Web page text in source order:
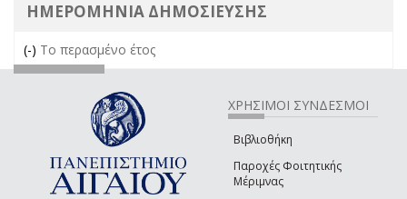
ΗΜΕΡΟΜΗΝΙΑ ΔΗΜΟΣΙΕΥΣΗΣ
(-) Remove Το περασμένο έτος filter
Το περασμένο έτος
ΧΡΗΣΙΜΟΙ ΣΥΝΔΕΣΜΟΙ
Βιβλιοθήκη
Παροχές Φοιτητικής
Μέριμνας